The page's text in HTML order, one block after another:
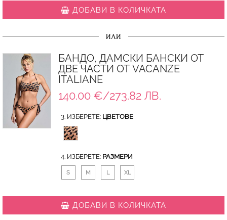
ДОБАВИ В КОЛИЧКАТА
ИЛИ
БАНДО, ДАМСКИ БАНСКИ ОТ
ДВЕ ЧАСТИ ОТ VACANZE
ITALIANE
140.00 €/273.82 ЛВ.
3. ИЗБЕРЕТЕ: ЦВЕТОВЕ
4. ИЗБЕРЕТЕ: РАЗМЕРИ
S M L XL
ДОБАВИ В КОЛИЧКАТА